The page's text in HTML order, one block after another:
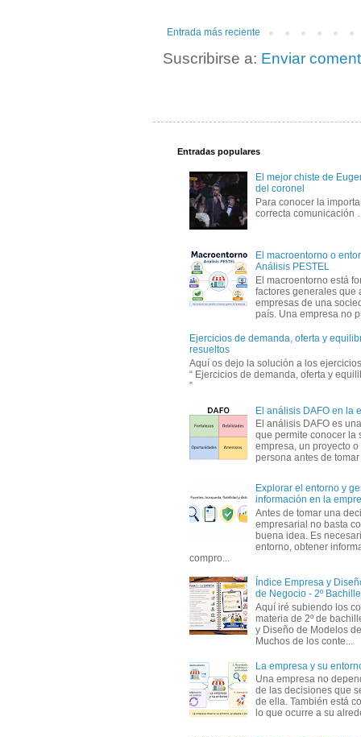
Entrada más reciente
Suscribirse a: Enviar
Entradas populares
El mejor chiste de
del coronel
Para conocer la
correcta
El macroentorno o
Análisis PESTEL
El macroentorno está
factores generales que
empresas de una
país. Una empresa no
Ejercicios de demanda, oferta y
resueltos
Aquí os dejo la solución a los
“ Ejercicios de demanda, oferta y
”
El análisis DAFO en la
El análisis DAFO es
que permite conocer la
empresa, un proyecto
persona antes de
Explorar el entorno y
información en la
Antes de tomar una
empresarial no basta
buena idea. Es
entorno, obtener
compro...
Índice Empresa y
de Negocio - 2º
Aquí iré subiendo los
materia de 2º de
y Diseño de Modelos
Muchos de los conte...
La empresa y su
Una empresa no
de las decisiones que
de ella. También está
lo que ocurre a su